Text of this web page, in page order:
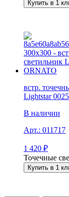
Купить в 1
встр.
Lightstar
В наличии
Арт.: 011717
1 420 ₽
Точечные
Купить в 1